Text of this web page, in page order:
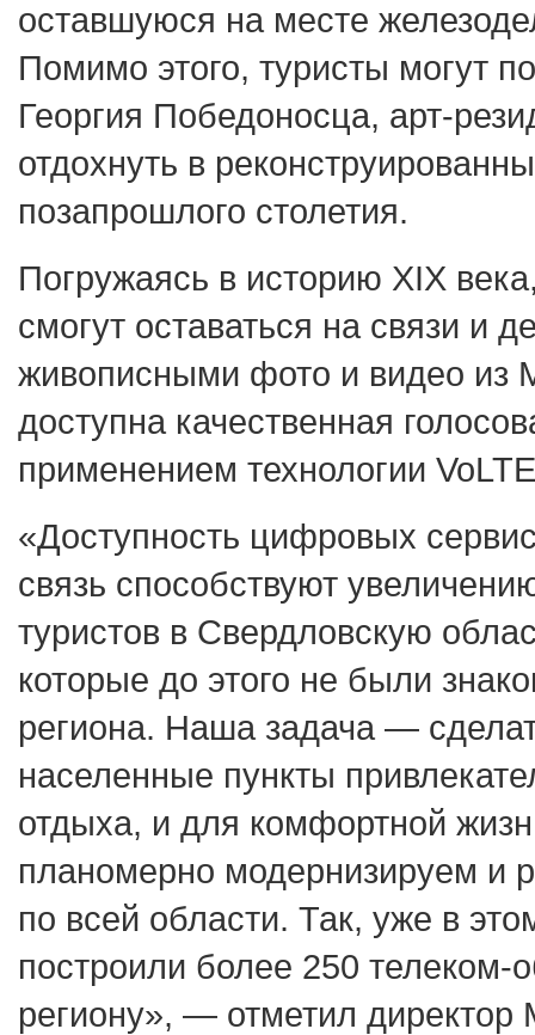
оставшуюся на месте
Помимо этого, туристы могут
Георгия Победоносца, арт-
отдохнуть в
позапрошлого столетия.
Погружаясь в историю XIX
смогут оставаться на связи и
живописными фото и видео из
доступна качественная
применением технологии
«Доступность цифровых
связь способствуют
туристов в Свердловскую
которые до этого не были
региона. Наша задача —
населенные пункты
отдыха, и для комфортной
планомерно модернизируем и
по всей области. Так, уже в
построили более 250 телеком-
региону», — отметил директор